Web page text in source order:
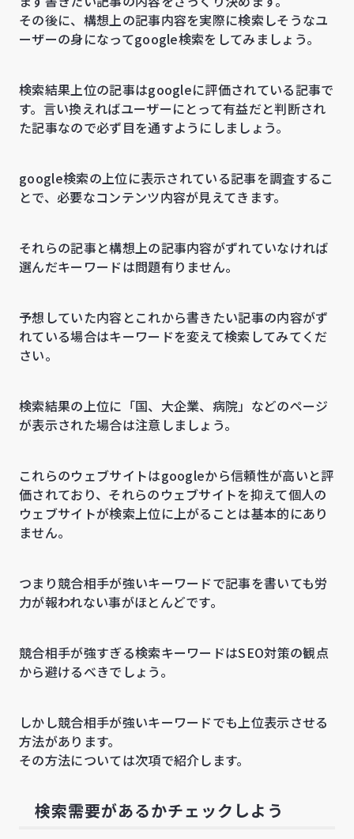
その後に、構想上の記事内容を実際に検索しそうなユ
ーザーの身になってgoogle検索をしてみましょう。
検索結果上位の記事はgoogleに評価されている記事で
す。言い換えればユーザーにとって有益だと判断され
た記事なので必ず目を通すようにしましょう。
google検索の上位に表示されている記事を調査するこ
とで、必要なコンテンツ内容が見えてきます。
それらの記事と構想上の記事内容がずれていなければ
選んだキーワードは問題有りません。
予想していた内容とこれから書きたい記事の内容がず
れている場合はキーワードを変えて検索してみてくだ
さい。
検索結果の上位に「国、大企業、病院」などのページ
が表示された場合は注意しましょう。
これらのウェブサイトはgoogleから信頼性が高いと評
価されており、それらのウェブサイトを抑えて個人の
ウェブサイトが検索上位に上がることは基本的にあり
ません。
つまり競合相手が強いキーワードで記事を書いても労
力が報われない事がほとんどです。
競合相手が強すぎる検索キーワードはSEO対策の観点
から避けるべきでしょう。
しかし競合相手が強いキーワードでも上位表示させる
方法があります。
その方法については次項で紹介します。
検索需要があるかチェックしよう